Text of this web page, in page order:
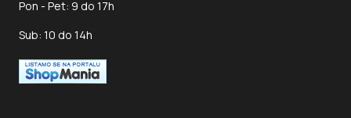
Pon - Pet: 9 do 17h
Sub: 10 do 14h